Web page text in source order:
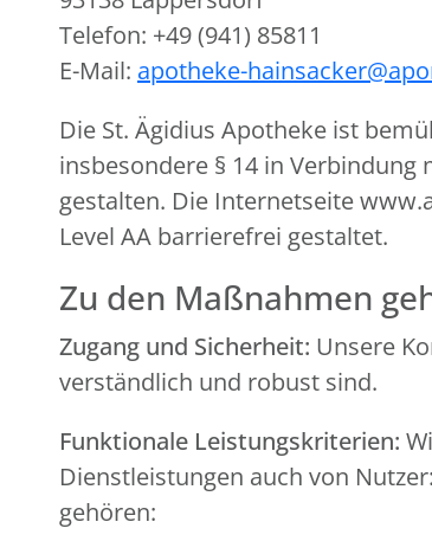
Telefon: +49 (941) 85811
E-Mail: apotheke-
Die St. Ägidius Apotheke ist
insbesondere § 14 in Verbindung
gestalten. Die Internetseite
Level AA barrierefrei gestaltet.
Zu den Maßnahmen
Zugang und Sicherheit: Unsere
verständlich und robust sind.
Funktionale Leistungskriterien:
Dienstleistungen auch von
gehören: